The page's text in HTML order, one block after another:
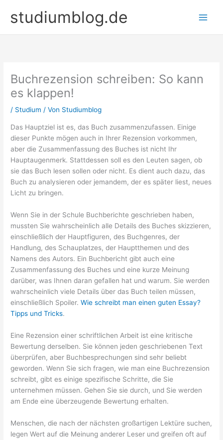
Inhaltstudiumblog.de
Buchrezension schreiben: So kann
es klappen!
/ Studium / Von Studiumblog
Das Hauptziel ist es, das Buch zusammenzufassen. Einige
dieser Punkte mögen auch in Ihrer Rezension vorkommen,
aber die Zusammenfassung des Buches ist nicht Ihr
Hauptaugenmerk. Stattdessen soll es den Leuten sagen, ob
sie das Buch lesen sollen oder nicht. Es dient auch dazu, das
Buch zu analysieren oder jemandem, der es später liest, neues
Licht zu bringen.
Wenn Sie in der Schule Buchberichte geschrieben haben,
mussten Sie wahrscheinlich alle Details des Buches skizzieren,
einschließlich der Hauptfiguren, des Buchgenres, der
Handlung, des Schauplatzes, der Hauptthemen und des
Namens des Autors. Ein Buchbericht gibt auch eine
Zusammenfassung des Buches und eine kurze Meinung
darüber, was Ihnen daran gefallen hat und warum. Sie werden
wahrscheinlich viele Details über das Buch teilen müssen,
einschließlich Spoiler.Wie schreibt man einen guten Essay?
Tipps und Tricks.
Eine Rezension einer schriftlichen Arbeit ist eine kritische
Bewertung derselben. Sie können jeden geschriebenen Text
überprüfen, aber Buchbesprechungen sind sehr beliebt
geworden. Wenn Sie sich fragen, wie man eine Buchrezension
schreibt, gibt es einige spezifische Schritte, die Sie
unternehmen müssen. Gehen Sie sie durch, und Sie werden
am Ende eine überzeugende Bewertung erhalten.
Menschen, die nach der nächsten großartigen Lektüre suchen,
legen Wert auf die Meinung anderer Leser und greifen oft auf